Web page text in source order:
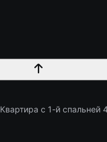
Квартира с 1-й спальней